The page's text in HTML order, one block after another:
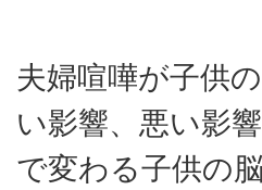
夫婦喧嘩が子供
い影響、悪い影
で変わる子供の脳